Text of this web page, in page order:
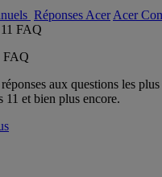
Réponses Acer Acer
FAQ
aux questions les
11 et bien plus encore.